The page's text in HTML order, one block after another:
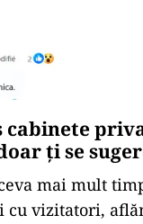
cabinete
ți se
mai mult
cu vizitatori,